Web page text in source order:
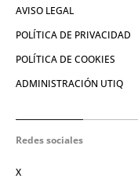
AVISO LEGAL
POLÍTICA DE PRIVACIDAD
POLÍTICA DE COOKIES
ADMINISTRACIÓN UTIQ
Redes sociales
X